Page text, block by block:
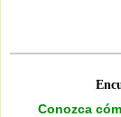
Conozca